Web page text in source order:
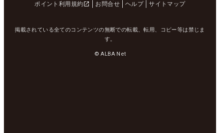
ポイント利用規約
お問合せ ヘルプ サイトマップ
掲載されている全てのコンテンツの無断での転載、転用、コピー等は禁じま
す。
© ALBA Net